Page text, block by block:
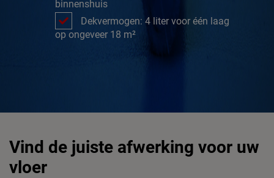
binnenshuis
Dekvermogen: 4 liter voor één laag
op ongeveer 18 m²
Vind de juiste afwerking voor uw
vloer